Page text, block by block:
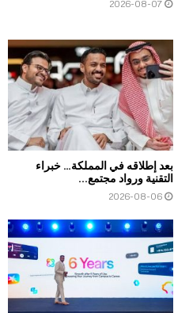
2026-08-07
بعد إطلاقه في المملكة… خبراء
التقنية ورواد مجتمع...
2026-08-06